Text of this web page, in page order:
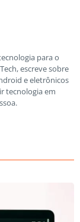
para o
escreve sobre
e eletrônicos
tecnologia em